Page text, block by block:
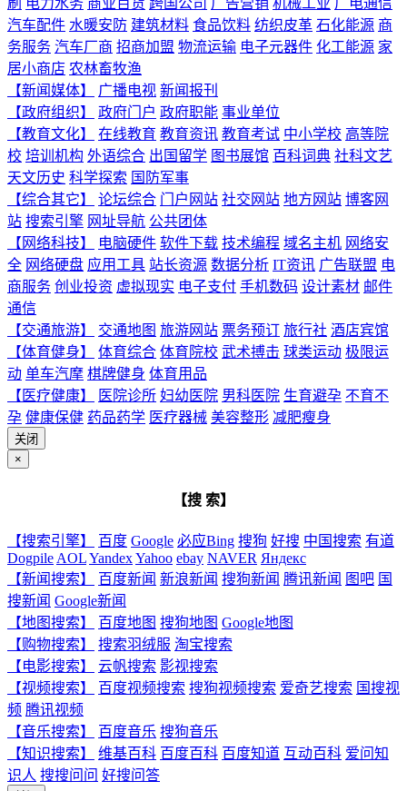
汽车配件 水暖安防 建筑材料 食品饮料 纺织皮革 石化能源 商
务服务 汽车厂商 招商加盟 物流运输 电子元器件 化工能源 家
居小商店 农林畜牧渔
【新闻媒体】
广播电视 新闻报刊
【政府组织】
政府门户 政府职能 事业单位
【教育文化】
在线教育 教育资讯 教育考试 中小学校 高等院
校 培训机构 外语综合 出国留学 图书展馆 百科词典 社科文艺
天文历史 科学探索 国防军事
【综合其它】
论坛综合 门户网站 社交网站 地方网站 博客网
站 搜索引擎 网址导航 公共团体
【网络科技】
电脑硬件 软件下载 技术编程 域名主机 网络安
全 网络硬盘 应用工具 站长资源 数据分析 IT资讯 广告联盟 电
商服务 创业投资 虚拟现实 电子支付 手机数码 设计素材 邮件
通信
【交通旅游】
交通地图 旅游网站 票务预订 旅行社 酒店宾馆
【体育健身】
体育综合 体育院校 武术搏击 球类运动 极限运
动 单车汽摩 棋牌健身 体育用品
【医疗健康】
医院诊所 妇幼医院 男科医院 生育避孕 不育不
孕 健康保健 药品药学 医疗器械 美容整形 减肥瘦身
关闭
×
【搜 索】
【搜索引擎】 百度 Google 必应Bing 搜狗 好搜 中国搜索 有道
Dogpile AOLYandexYahoo ebay NAVER Яндекс
【新闻搜索】
百度新闻 新浪新闻 搜狗新闻 腾讯新闻 图吧 国
搜新闻 Google新闻
【地图搜索】
百度地图 搜狗地图 Google地图
【购物搜索】
搜索羽绒服 淘宝搜索
【电影搜索】
云帆搜索 影视搜索
【视频搜索】
百度视频搜索 搜狗视频搜索 爱奇艺搜索 国搜视
频 腾讯视频
【音乐搜索】
百度音乐 搜狗音乐
【知识搜索】
维基百科 百度百科 百度知道 互动百科 爱问知
识人 搜搜问问 好搜问答